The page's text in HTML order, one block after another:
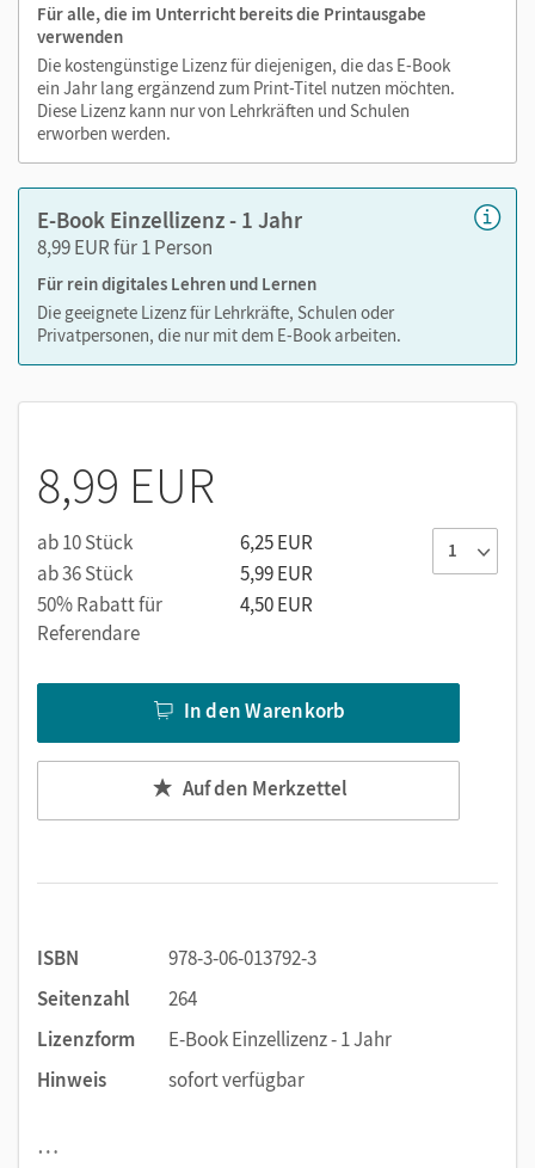
Zoomen
Für alle, die im Unterricht bereits die Printausgabe
verwenden
Die kostengünstige Lizenz für diejenigen, die das E-Book
ein Jahr lang ergänzend zum Print-Titel nutzen möchten.
Diese Lizenz kann nur von Lehrkräften und Schulen
erworben werden.
E-Book Einzellizenz - 1 Jahr
8,99 EUR für 1 Person
Für rein digitales Lehren und Lernen
Die geeignete Lizenz für Lehrkräfte, Schulen oder
Privatpersonen, die nur mit dem E-Book arbeiten.
8,99 EUR
ab 10 Stück
6,25 EUR
ab 36 Stück
5,99 EUR
50% Rabatt für
Referendare
4,50 EUR
In den Warenkorb
Auf den Merkzettel
ISBN
978-3-06-013792-3
Seitenzahl
264
Lizenzform
E-Book Einzellizenz - 1 Jahr
Hinweis
sofort verfügbar
…